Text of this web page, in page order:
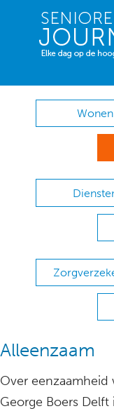
Wonen
Alleenzaam
Over
George Boers Delft